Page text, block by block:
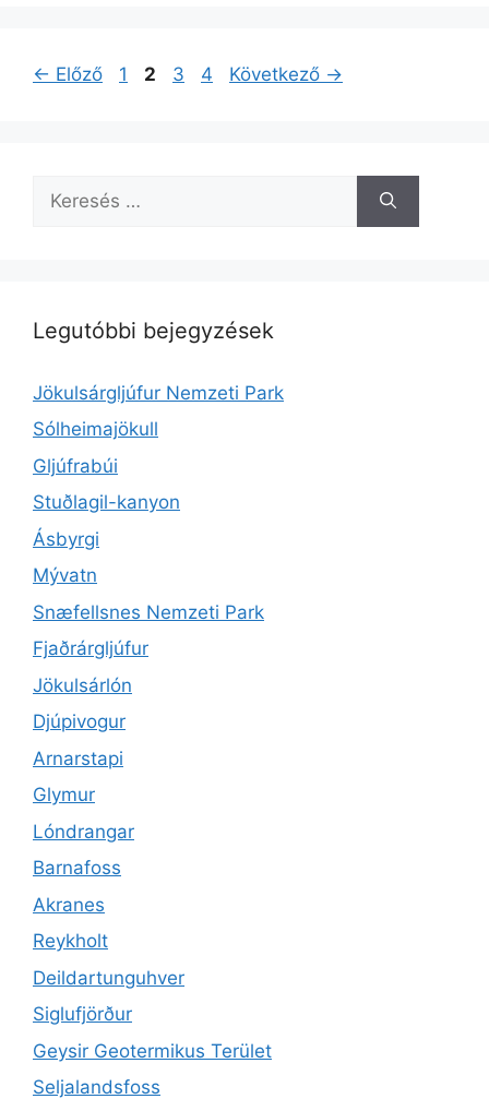
← Előző Oldal
1 Oldal
2 Oldal
3 Oldal
4 Következő →
Keresés:
Legutóbbi bejegyzések
Jökulsárgljúfur Nemzeti Park
Sólheimajökull
Gljúfrabúi
Stuðlagil-kanyon
Ásbyrgi
Mývatn
Snæfellsnes Nemzeti Park
Fjaðrárgljúfur
Jökulsárlón
Djúpivogur
Arnarstapi
Glymur
Lóndrangar
Barnafoss
Akranes
Reykholt
Deildartunguhver
Siglufjörður
Geysir Geotermikus Terület
Seljalandsfoss